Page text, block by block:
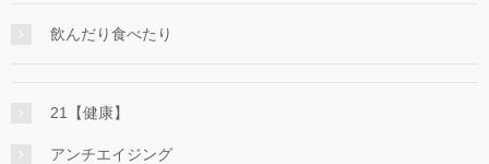
飲んだり食べたり
21【健康】
アンチエイジング